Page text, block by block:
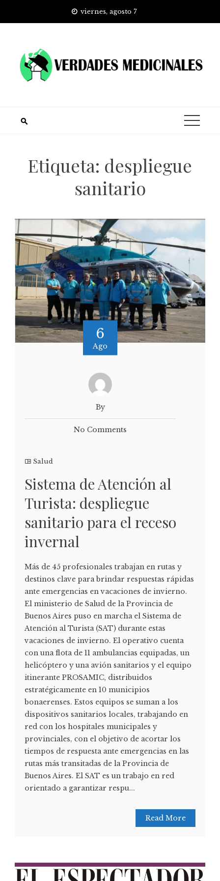
viernes, agosto 7
Etiqueta: despliegue
sanitario
6
Ago
By
No Comments
Salud
Sistema de Atención al
Turista: despliegue
sanitario para el receso
invernal
Más de 45 profesionales trabajan en rutas y
destinos clave para brindar respuestas rápidas
ante emergencias en vacaciones de invierno.
El ministerio de Salud de la Provincia de
Buenos Aires puso en marcha el Sistema de
Atención al Turista (SAT) durante estas
vacaciones de invierno. El operativo cuenta
con una flota de 11 ambulancias equipadas, un
helicóptero y una avión sanitarios y el equipo
itinerante PROSAMIC, distribuidos
estratégicamente en 10 municipios
bonaerenses. Estos equipos se suman a los
dispositivos sanitarios locales, trabajando en
red con los hospitales municipales y
provinciales, con el objetivo de acortar los
tiempos de respuesta ante emergencias en las
rutas más transitadas de la Provincia de
Buenos Aires. El SAT es un trabajo en red
orientado a garantizar respu...
Read More